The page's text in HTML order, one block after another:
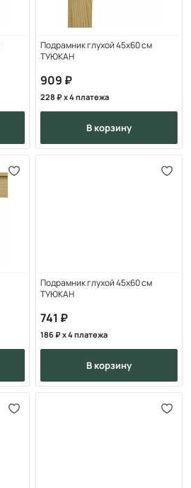
Подрамник глухой 45х60 см
ТУЮКАН
909
228 x 4 платежа
в корзину
Подрамник глухой 45x60 см
ТУЮКАН
741
186 x 4 платежа
в корзину